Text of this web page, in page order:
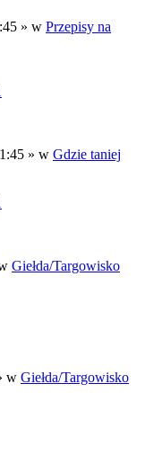
» w Przepisy na
» w Gdzie taniej
Giełda/Targowisko
w Giełda/Targowisko